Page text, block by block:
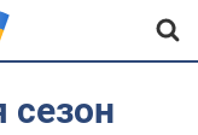
сезон